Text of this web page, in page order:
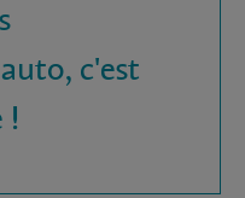
c'est
!